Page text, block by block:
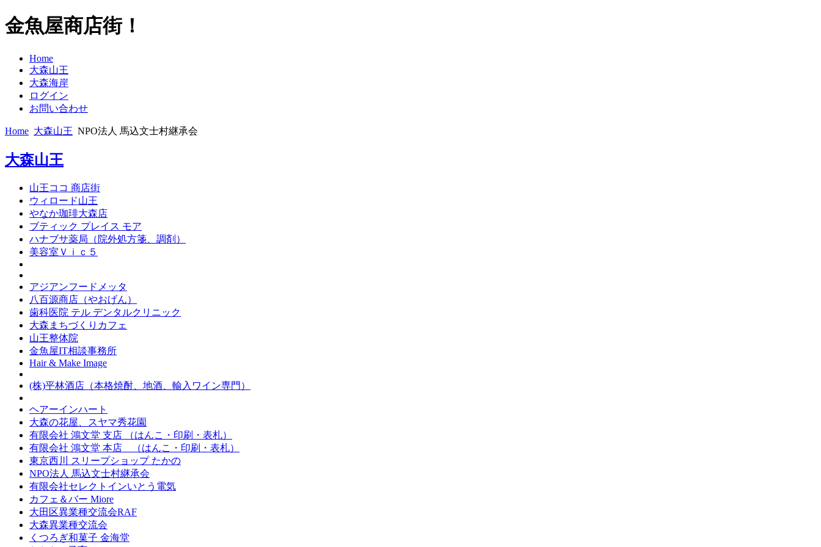
金魚屋商店街！
Home
大森山王
大森海岸
ログイン
お問い合わせ
Home 大森山王 NPO法人 馬込文士村継承会
大森山王
山王ココ 商店街
ウィロード山王
やなか珈琲大森店
ブティック プレイス モア
ハナブサ薬局（院外処方箋、調剤）
美容室Ｖｉｃ５
アジアンフードメッタ
八百源商店（やおげん）
歯科医院 テル デンタルクリニック
大森まちづくりカフェ
山王整体院
金魚屋IT相談事務所
Hair & Make Image
(株)平林酒店（本格焼酎、地酒、輸入ワイン専門）
ヘアーインハート
大森の花屋、スヤマ秀花園
有限会社 鴻文堂 支店 （はんこ・印刷・表札）
有限会社 鴻文堂 本店 （はんこ・印刷・表札）
東京西川 スリープショップ たかの
NPO法人 馬込文士村継承会
有限会社セレクトインいとう電気
カフェ＆バー Miore
大田区異業種交流会RAF
大森異業種交流会
くつろぎ和菓子 金海堂